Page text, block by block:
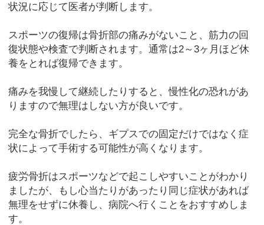
状況に応じて医者が判断します。
スポーツの復帰は骨折部の痛みがないこと、筋力の回
復状態や検査で判断されます。通常は2～3ヶ月ほど休
養をとれば復帰できます。
痛みを我慢して継続したりすると、慢性化の恐れがあ
りますので無理はしない方が良いです。
完全な骨折でしたら、ギプスでの固定だけではなく症
状によって手術する可能性が高くなります。
疲労骨折はスポーツなどで起こしやすいことがわかり
ましたが、もし心当たりがあったり同じ症状があれば
無理をせずに休養し、病院へ行くことをおすすめしま
す。